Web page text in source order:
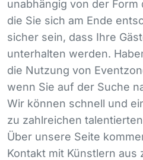
unabhängig von der
die Sie sich am Ende
sicher sein, dass Ihre
unterhalten werden.
die Nutzung von
wenn Sie auf der Suche
Wir können schnell und
zu zahlreichen
Über unsere Seite
Kontakt mit Künstlern aus